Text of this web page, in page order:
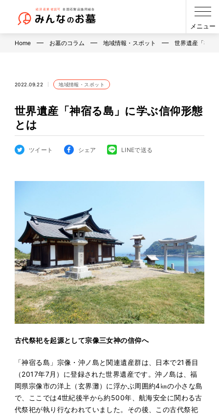
メニュー
Home お墓のコラム 地域情報・スポット 世界遺産「神宿
2022.09.22 地域情報・スポット
世界遺産「神宿る島」に学ぶ信仰形態
とは
ツイート シェア LINEで送る
古代祭祀を起源として宗像三女神の信仰へ
「神宿る島」宗像・沖ノ島と関連遺産群は、日本で21番目
（2017年7月）に登録された世界遺産です。沖ノ島は、福
岡県宗像市の洋上（玄界灘）に浮かぶ周囲約4㎞の小さな島
で、ここでは4世紀後半から約500年、航海安全に関わる古
代祭祀が執り行なわれていました。その後、この古代祭祀